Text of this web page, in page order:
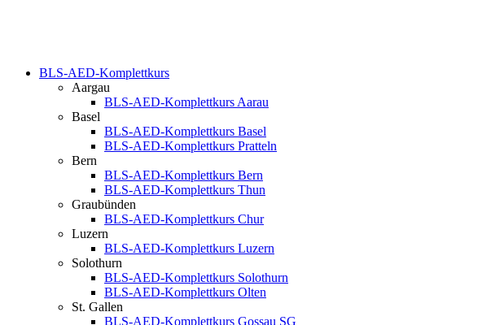
BLS-AED-Komplettkurs
Aargau
BLS-AED-Komplettkurs Aarau
Basel
BLS-AED-Komplettkurs Basel
BLS-AED-Komplettkurs Pratteln
Bern
BLS-AED-Komplettkurs Bern
BLS-AED-Komplettkurs Thun
Graubünden
BLS-AED-Komplettkurs Chur
Luzern
BLS-AED-Komplettkurs Luzern
Solothurn
BLS-AED-Komplettkurs Solothurn
BLS-AED-Komplettkurs Olten
St. Gallen
BLS-AED-Komplettkurs Gossau SG